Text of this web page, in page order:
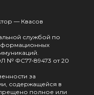
— Квасов
службой по
№ ФС77-89473 от 20
за
содержащейся в
полное или